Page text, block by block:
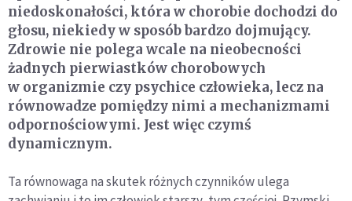
niedoskonałości, która w chorobie dochodzi do
głosu, niekiedy w sposób bardzo dojmujący.
Zdrowie nie polega wcale na nieobecności
żadnych pierwiastków chorobowych
w organizmie czy psychice człowieka, lecz na
równowadze pomiędzy nimi a mechanizmami
odpornościowymi. Jest więc czymś
dynamicznym.
Ta równowaga na skutek różnych czynników ulega